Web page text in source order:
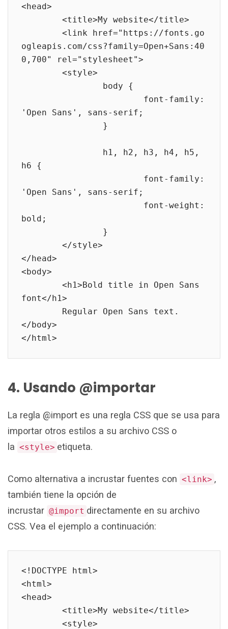
<head>
	<title>My website</title>
	<link href="https://fonts.go
ogleapis.com/css?family=Open+Sans:40
0,700" rel="stylesheet">
	<style>
'Open Sans', sans-serif;
h6 {
'Open Sans', sans-serif;
bold;
	</style>
</head>
<body>
	<h1>Bold title in Open Sans
font</h1>
</body>
</html>
4. Usando @importar
La regla @import es una regla CSS que se usa para
importar otros estilos a su archivo CSS o
la <style> etiqueta.
Como alternativa a incrustar fuentes con <link> ,
también tiene la opción de
incrustar @import directamente en su archivo
CSS. Vea el ejemplo a continuación:
<!DOCTYPE html>
<html>
<head>
	<title>My website</title>
	<style>